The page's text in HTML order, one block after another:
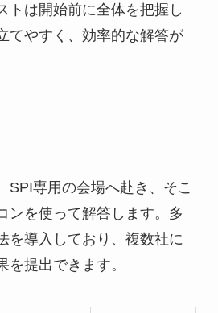
トは開始前に全体を把握し
てやすく、効率的な解答が
SPI専用の会場へ赴き、そこ
ンを使って解答します。多
を導入しており、複数社に
を提出できます。